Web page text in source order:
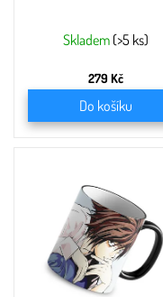
Skladem (>5 ks)
279 Kč
Do košíku